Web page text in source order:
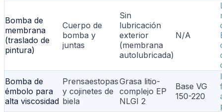
Bomba de
membrana
(traslado de
pintura)
Cuerpo de
bomba y
juntas
Sin
lubricación
exterior
(membrana
autolubricada)
N/A
Bomba de
émbolo para
alta viscosidad
Prensaestopas
y cojinetes de
biela
Grasa litio-
complejo EP
NLGI 2
Base VG
150-220